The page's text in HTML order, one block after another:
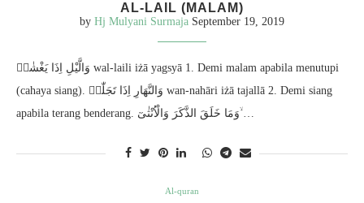
AL-LAIL (MALAM)
by Hj Mulyani Surmaja September 19, 2019
وَالَّيْلِ اِذَا يَغْشٰىۙ wal-laili iżā yagsyā 1. Demi malam apabila menutupi
(cahaya siang). وَالنَّهَارِ اِذَا تَجَلّٰىۙ wan-nahāri iżā tajallā 2. Demi siang
apabila terang benderang. وَمَا خَلَقَ الذَّكَرَ وَالْاُنْثٰىٓ ۙ…
Al-quran